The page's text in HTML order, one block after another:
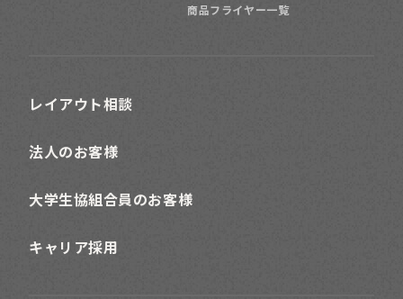
商品フライヤー一覧
レイアウト相談
法人のお客様
大学生協組合員のお客様
キャリア採用